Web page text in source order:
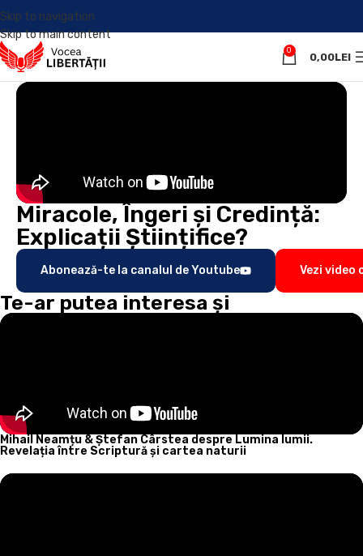
Skip to navigation
Skip to main content
0
0,00LEI
Miracole, Îngeri și Credință:
Explicații Științifice?
Abonează-te la canalul de Youtube Vezi video
Te-ar putea interesa și
Mihail Neamțu & Ștefan Cârstea despre Lumina lumii.
Revelația între Scriptură și cartea naturii